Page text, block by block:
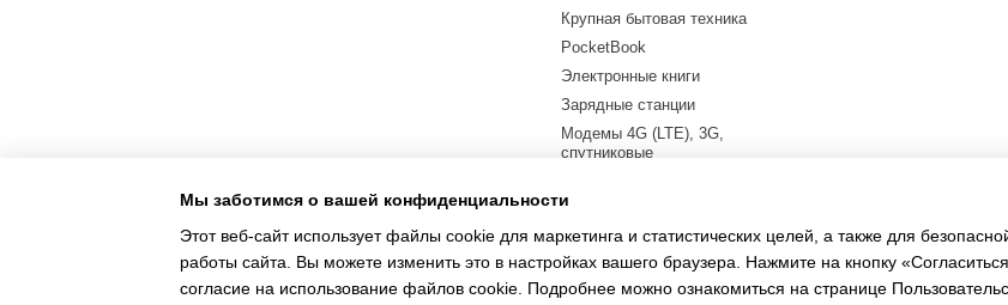
Крупная бытовая техника
PocketBook
Электронные книги
Зарядные станции
Модемы 4G (LTE), 3G,
спутниковые
Электросамокаты
LEGO
Мы заботимся о вашей конфиденциальности
Этот веб-сайт использует файлы cookie для маркетинга и статистических целей, а также для
работы сайта. Вы можете изменить это в настройках вашего браузера. Нажмите на кнопку
согласие на использование файлов cookie. Подробнее можно ознакомиться на странице